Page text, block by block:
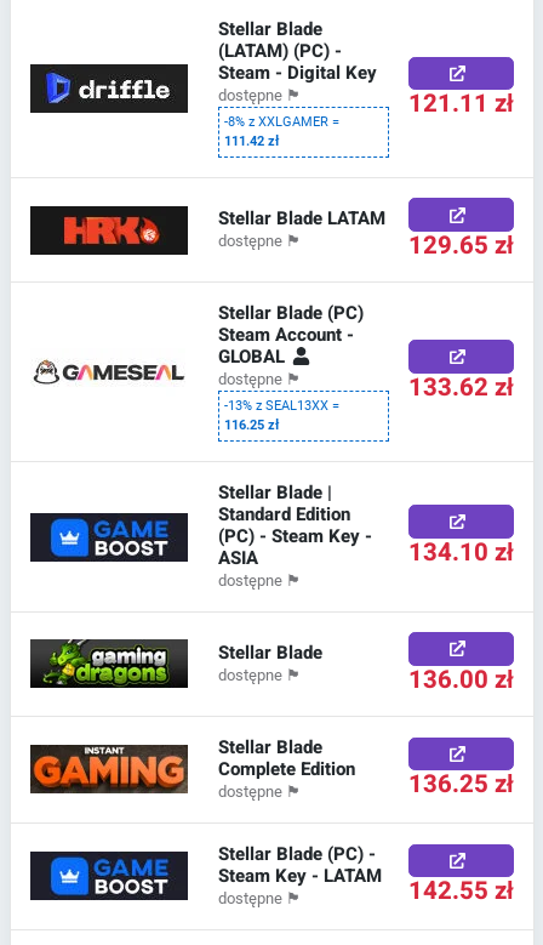
Stellar Blade
(LATAM) (PC) -
Steam - Digital Key
dostępne 🏴
-8% z XXLGAMER =
111.42 zł
121.11 zł
Stellar Blade LATAM
dostępne 🏴 129.65 zł
Stellar Blade (PC)
Steam Account -
GLOBAL
dostępne 🏴
-13% z SEAL13XX =
116.25 zł
133.62 zł
Stellar Blade |
Standard Edition
(PC) - Steam Key -
ASIA
dostępne 🏴
134.10 zł
Stellar Blade
dostępne 🏴 136.00 zł
Stellar Blade
Complete Edition
dostępne 🏴 136.25 zł
Stellar Blade (PC) -
Steam Key - LATAM
dostępne 🏴 142.55 zł